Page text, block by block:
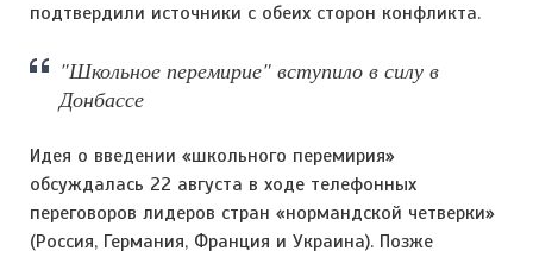
подтвердили источники с обеих сторон конфликта.
"Школьное перемирие" вступило в силу в
Донбассе
Идея о введении «школьного перемирия»
обсуждалась 22 августа в ходе телефонных
переговоров лидеров стран «нормандской четверки»
(Россия, Германия, Франция и Украина). Позже